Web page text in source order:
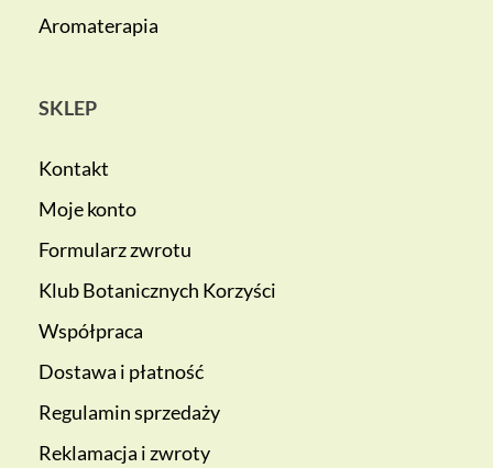
Aromaterapia
SKLEP
Kontakt
Moje konto
Formularz zwrotu
Klub Botanicznych Korzyści
Współpraca
Dostawa i płatność
Regulamin sprzedaży
Reklamacja i zwroty